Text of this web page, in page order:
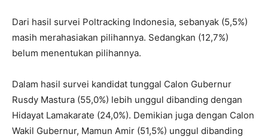
Dari hasil survei Poltracking Indonesia, sebanyak (5,5%)
masih merahasiakan pilihannya. Sedangkan (12,7%)
belum menentukan pilihannya.
Dalam hasil survei kandidat tunggal Calon Gubernur
Rusdy Mastura (55,0%) lebih unggul dibanding dengan
Hidayat Lamakarate (24,0%). Demikian juga dengan Calon
Wakil Gubernur, Mamun Amir (51,5%) unggul dibanding